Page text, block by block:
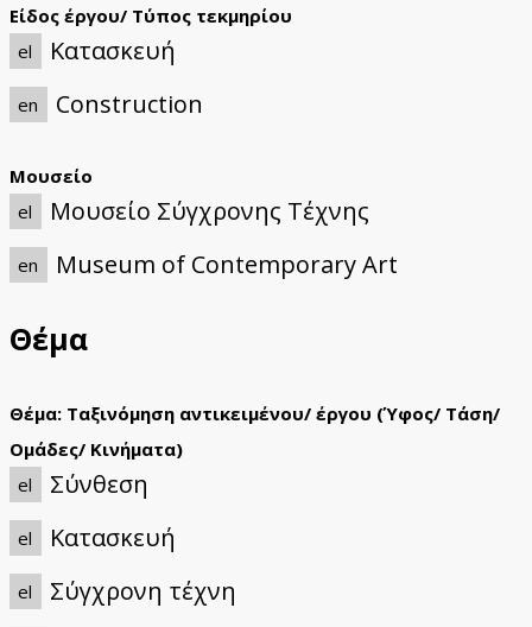
Είδος έργου/ Τύπος τεκμηρίου
el
Κατασκευή
en Construction
Μουσείο
el
Μουσείο Σύγχρονης Τέχνης
en Museum of Contemporary Art
Θέμα
Θέμα: Ταξινόμηση αντικειμένου/ έργου (Ύφος/ Τάση/
Ομάδες/ Κινήματα)
el
Σύνθεση
el Κατασκευή
el Σύγχρονη τέχνη